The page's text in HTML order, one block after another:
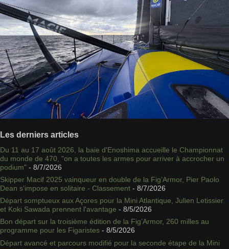
Les derniers articles
Du 11 au 17 août 2026, la baie d'Enoshima accueille le Championnat
du monde de 470, "on a toutes les armes pour arriver à accrocher un
podium" - 8/7/2026
Skipper Macif 2025 vainqueur en double de la Fig’Armor, Pier Paolo
Dean s'impose en solitaire - Classement - 8/7/2026
Départ somptueux aux Açores pour la Mini Atlantique, Julien Letissier
et Koki Sawada prennent l'avantage - 8/5/2026
Bon départ sur la troisième édition de la Fig’Armor, 260 milles au
programme pour les Figaristes - 8/5/2026
Départ avancé et parcours modifié pour la seconde étape de la Mini